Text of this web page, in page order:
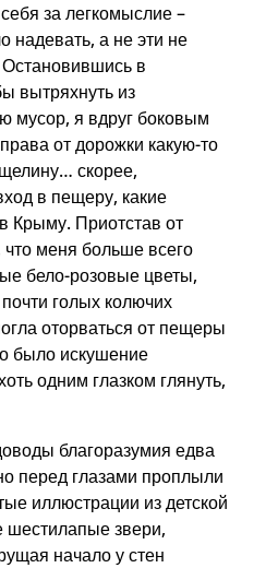
за легкомыслие –
надевать, а не эти не
в
вытряхнуть из
мусор, я вдруг боковым
от дорожки какую-то
скорее,
в пещеру, какие
Крыму. Приотстав от
меня больше всего
бело-розовые цветы,
голых колючих
оторваться от пещеры
было искушение
одним глазком глянуть,
благоразумия едва
перед глазами проплыли
иллюстрации из детской
шестилапые звери,
начало у стен